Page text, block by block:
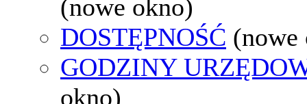
(nowe okno)
DOSTĘPNOŚĆ (nowe
GODZINY
okno)